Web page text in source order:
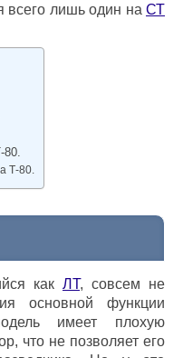
всего лишь один на СТ
Т-80.
как ЛТ, совсем не
основной функции
имеет плохую
что не позволяет его